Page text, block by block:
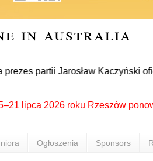
in australia
partii Jarosław Kaczyński
lipca 2026 roku Rzeszów
Ogłoszenia Sponsors